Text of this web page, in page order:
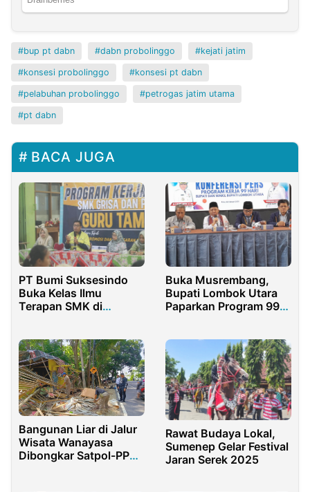
bup pt dabn dabn probolinggo kejati jatim
konsesi probolinggo konsesi pt dabn
pelabuhan probolinggo petrogas jatim utama
pt dabn
BACA JUGA
PT Bumi Suksesindo
Buka Kelas Ilmu
Terapan SMK di
Buka Musrembang,
Bupati Lombok Utara
Paparkan Program 99
Bangunan Liar di Jalur
Wisata Wanayasa
Dibongkar Satpol-PP
Rawat Budaya Lokal,
Sumenep Gelar Festival
Jaran Serek 2025